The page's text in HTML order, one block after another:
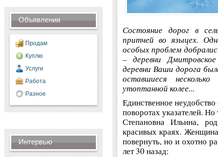
Объявления
Продам
Куплю
Услуги
Работа
Разное
Интервью
Состояние дорог в
притчей во языцех.
особых проблем
– деревни
деревни Ваши дорога
оставшиеся
утоптанной колее...
Единственное
поворотах указателей.
Степановна Ильина,
красивых краях.
повернуть, но и охотно
лет 30 назад: